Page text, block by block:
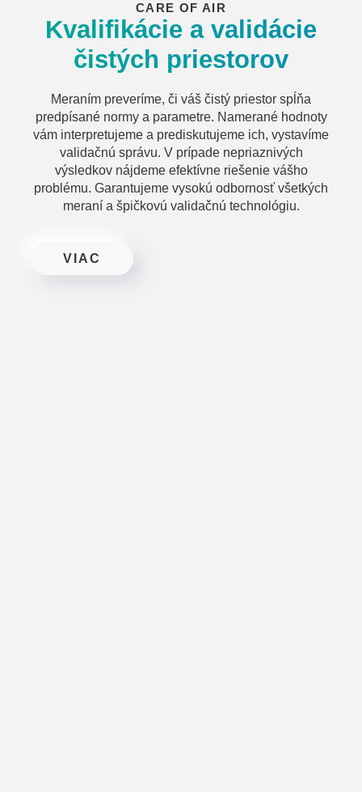
CARE OF AIR
Kvalifikácie a validácie
čistých priestorov
Meraním preveríme, či váš čistý priestor spĺňa
predpísané normy a parametre. Namerané hodnoty
vám interpretujeme a prediskutujeme ich, vystavíme
validačnú správu. V prípade nepriaznivých
výsledkov nájdeme efektívne riešenie vášho
problému. Garantujeme vysokú odbornosť všetkých
meraní a špičkovú validačnú technológiu.
VIAC